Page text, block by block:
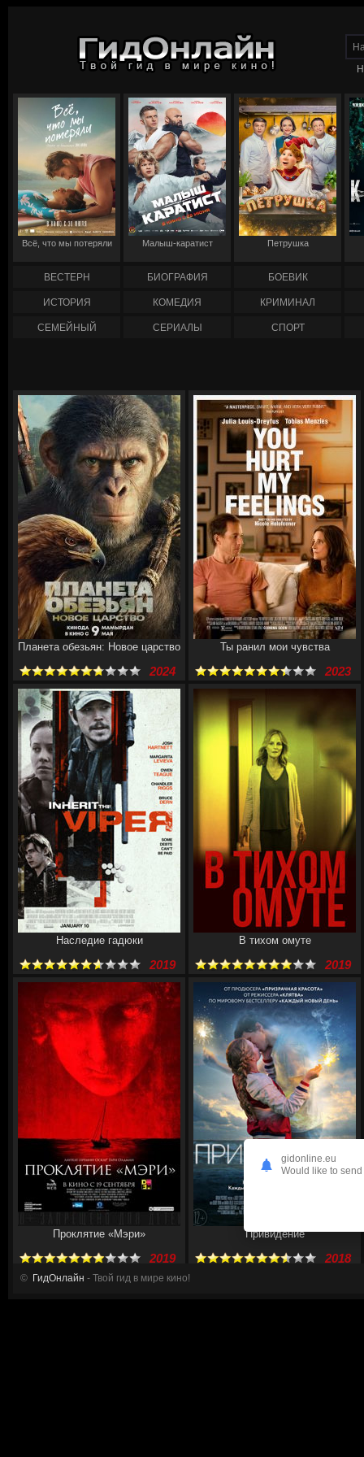
Всё, что мы потеряли Малыш-каратист Петрушка
ВЕСТЕРН БИОГРАФИЯ БОЕВИК
ИСТОРИЯ КОМЕДИЯ КРИМИНАЛ
СЕМЕЙНЫЙ СЕРИАЛЫ СПОРТ
Планета обезьян: Новое царство
2024
Ты ранил мои чувства
2023
Наследие гадюки
2019
В тихом омуте
2019
Проклятие «Мэри»
2019
Привидение
2018
© ГидОнлайн - Твой гид в мире кино!
gidonline.eu
Would like to